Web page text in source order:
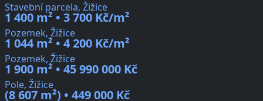
Stavební parcela, Žižice
1 400 m² • 3 700 Kč/m²
Pozemek, Žižice
1 044 m² • 4 200 Kč/m²
Pozemek, Žižice
1 900 m² • 45 990 000 Kč
Pole, Žižice
(8 607 m²) • 449 000 Kč